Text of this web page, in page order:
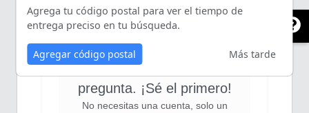
Aún nadie ha hecho una
pregunta. ¡Sé el primero!
No necesitas una cuenta, solo un
Agrega tu código postal para ver el tiempo de
entrega preciso en tu búsqueda.
Agregar código postal Más tarde